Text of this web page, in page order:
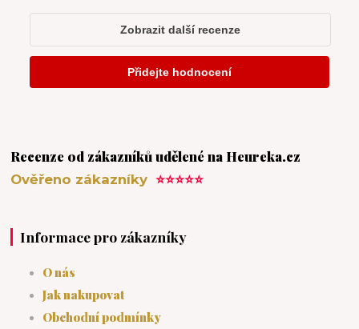
Recenze od zákazníků udělené na Heureka.cz
Ověřeno zákazníky⭐⭐⭐⭐⭐
Informace pro zákazníky
O nás
Jak nakupovat
Obchodní podmínky